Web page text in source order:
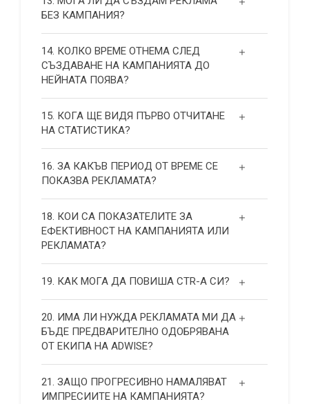
БЕЗ КАМПАНИЯ?
14. КОЛКО ВРЕМЕ ОТНЕМА СЛЕД
СЪЗДАВАНЕ НА КАМПАНИЯТА ДО
НЕЙНАТА ПОЯВА?
15. КОГА ЩЕ ВИДЯ ПЪРВО ОТЧИТАНЕ
НА СТАТИСТИКА?
16. ЗА КАКЪВ ПЕРИОД ОТ ВРЕМЕ СЕ
ПОКАЗВА РЕКЛАМАТА?
18. КОИ СА ПОКАЗАТЕЛИТЕ ЗА
ЕФЕКТИВНОСТ НА КАМПАНИЯТА ИЛИ
РЕКЛАМАТА?
19. КАК МОГА ДА ПОВИША СТR-А СИ?
20. ИМА ЛИ НУЖДА РЕКЛАМАТА МИ ДА
БЪДЕ ПРЕДВАРИТЕЛНО ОДОБРЯВАНА
ОТ ЕКИПА НА ADWISE?
21. ЗАЩО ПРОГРЕСИВНО НАМАЛЯВАТ
ИМПРЕСИИТЕ НА КАМПАНИЯТА?